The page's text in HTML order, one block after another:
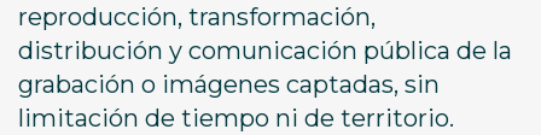
reproducción, transformación,
distribución y comunicación pública de la
grabación o imágenes captadas, sin
limitación de tiempo ni de territorio.